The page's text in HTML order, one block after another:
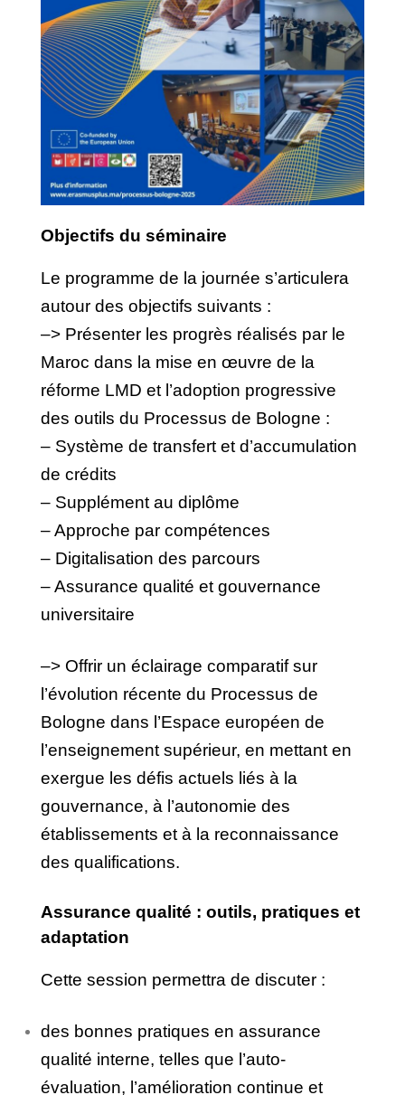
Objectifs du séminaire
Le programme de la journée s’articulera
autour des objectifs suivants :
–> Présenter les progrès réalisés par le
Maroc dans la mise en œuvre de la
réforme LMD et l’adoption progressive
des outils du Processus de Bologne :
– Système de transfert et d’accumulation
de crédits
– Supplément au diplôme
– Approche par compétences
– Digitalisation des parcours
– Assurance qualité et gouvernance
universitaire
–> Offrir un éclairage comparatif sur
l’évolution récente du Processus de
Bologne dans l’Espace européen de
l’enseignement supérieur, en mettant en
exergue les défis actuels liés à la
gouvernance, à l’autonomie des
établissements et à la reconnaissance
des qualifications.
Assurance qualité : outils, pratiques et
adaptation
Cette session permettra de discuter :
des bonnes pratiques en assurance
qualité interne, telles que l’auto-
évaluation, l’amélioration continue et